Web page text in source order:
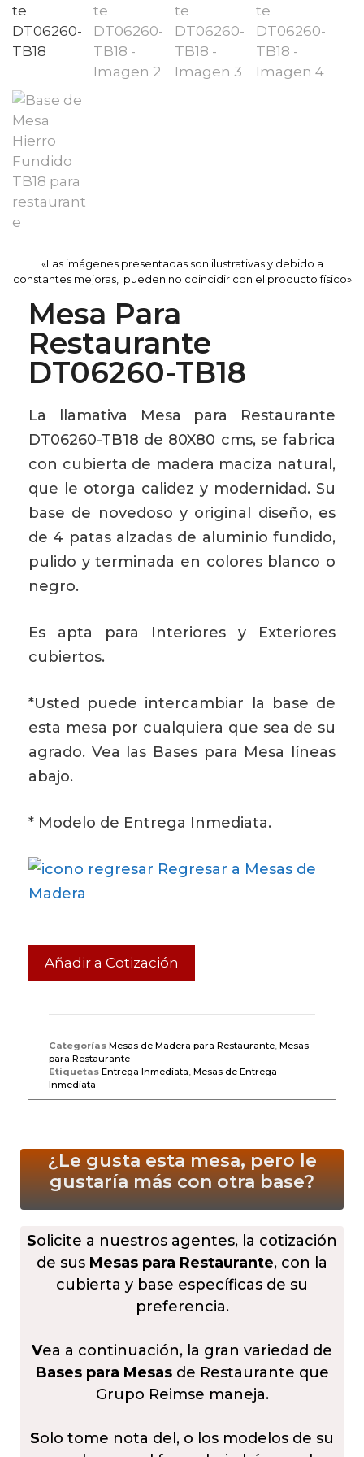
«Las imágenes presentadas son ilustrativas y debido a
constantes mejoras, pueden no coincidir con el producto físico»
Mesa Para
Restaurante
DT06260-TB18
La llamativa Mesa para Restaurante
DT06260-TB18 de 80X80 cms, se fabrica
con cubierta de madera maciza natural,
que le otorga calidez y modernidad. Su
base de novedoso y original diseño, es
de 4 patas alzadas de aluminio fundido,
pulido y terminada en colores blanco o
negro.
Es apta para Interiores y Exteriores
cubiertos.
*Usted puede intercambiar la base de
esta mesa por cualquiera que sea de su
agrado. Vea las Bases para Mesa líneas
abajo.
* Modelo de Entrega Inmediata.
Regresar a Mesas de
Madera
Añadir a Cotización
Categorías Mesas de Madera para Restaurante Mesas
para Restaurante
Etiquetas Entrega Inmediata Mesas de Entrega
Inmediata
¿Le gusta esta mesa, pero le
gustaría más con otra base?
Solicite a nuestros agentes, la cotización
de sus Mesas para Restaurante, con la
cubierta y base específicas de su
preferencia.
Vea a continuación, la gran variedad de
Bases para Mesasde Restaurante que
Grupo Reimse maneja.
Solo tome nota del, o los modelos de su